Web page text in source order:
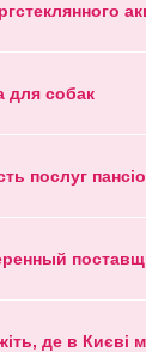
для собак
послуг
де в Києві